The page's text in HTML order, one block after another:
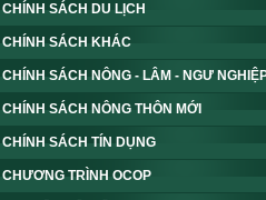
CHÍNH SÁCH DU LỊCH
CHÍNH SÁCH KHÁC
CHÍNH SÁCH NÔNG - LÂM - NGƯ
CHÍNH SÁCH NÔNG THÔN MỚI
CHÍNH SÁCH TÍN DỤNG
CHƯƠNG TRÌNH OCOP